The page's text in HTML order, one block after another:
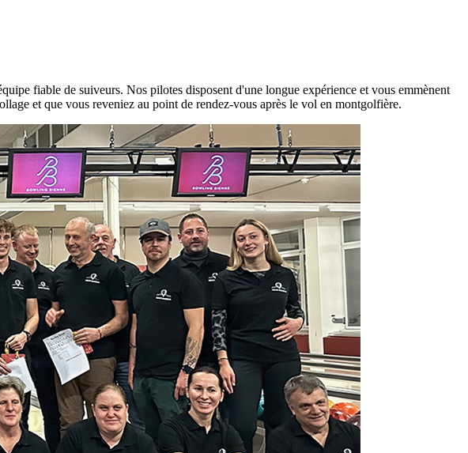
fiable de suiveurs. Nos pilotes disposent d'une longue expérience et vous emmènent
et que vous reveniez au point de rendez-vous après le vol en montgolfière.